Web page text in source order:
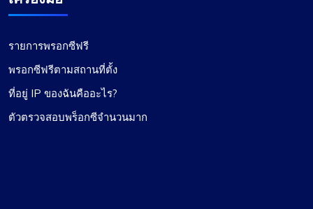
รายการพรอกซีฟรี
พรอกซีฟรีตามสถานที่ตั้ง
ที่อยู่ IP ของฉันคืออะไร?
ตัวตรวจสอบพร็อกซีจำนวนมาก